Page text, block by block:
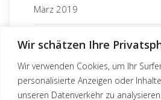
Wir schätzen Ihre
Wir verwenden Cookies, um Ihr
personalisierte Anzeigen oder
unseren Datenverkehr zu
März 2019
März 2018
November 2017
Mit dem Klicken auf „Abonnieren“